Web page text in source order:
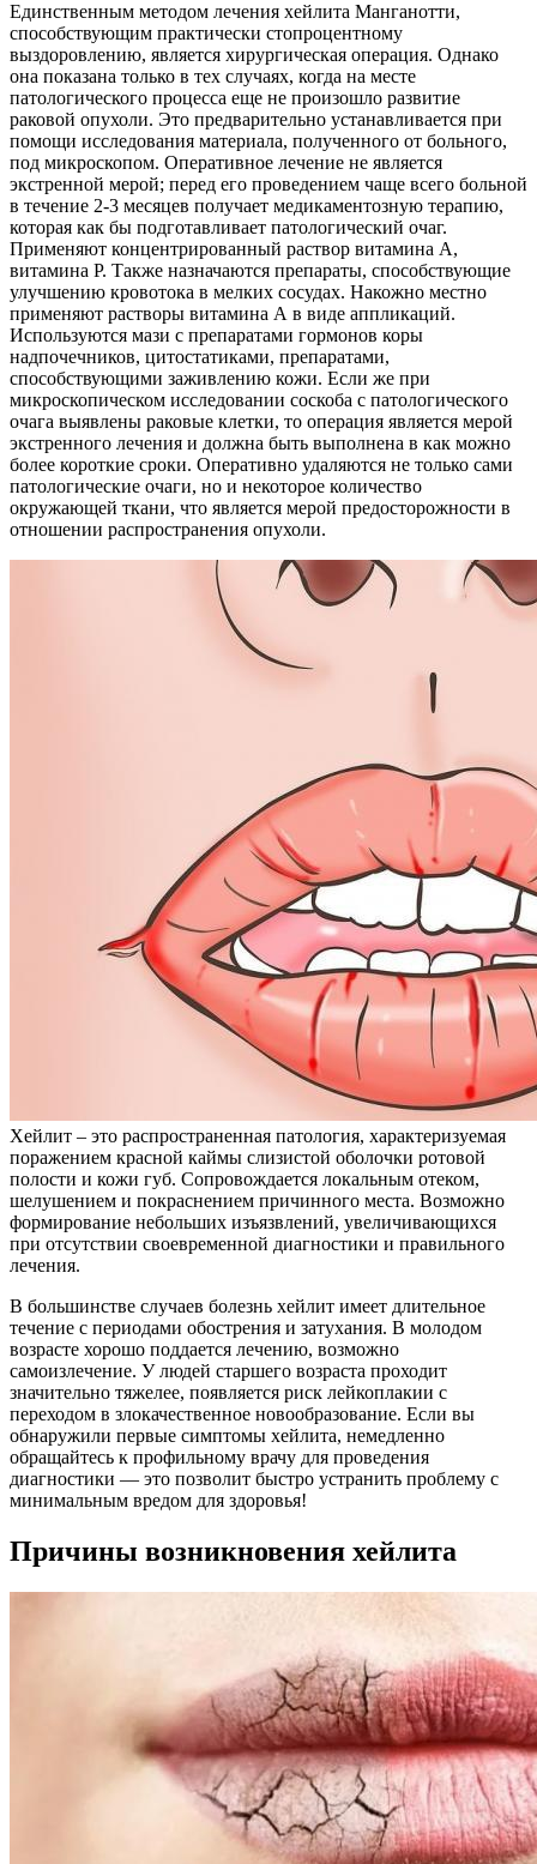
Единственным методом лечения хейлита Манганотти,
способствующим практически стопроцентному
выздоровлению, является хирургическая операция. Однако
она показана только в тех случаях, когда на месте
патологического процесса еще не произошло развитие
раковой опухоли. Это предварительно устанавливается при
помощи исследования материала, полученного от больного,
под микроскопом. Оперативное лечение не является
экстренной мерой; перед его проведением чаще всего больной
в течение 2-3 месяцев получает медикаментозную терапию,
которая как бы подготавливает патологический очаг.
Применяют концентрированный раствор витамина А,
витамина Р. Также назначаются препараты, способствующие
улучшению кровотока в мелких сосудах. Накожно местно
применяют растворы витамина А в виде аппликаций.
Используются мази с препаратами гормонов коры
надпочечников, цитостатиками, препаратами,
способствующими заживлению кожи. Если же при
микроскопическом исследовании соскоба с патологического
очага выявлены раковые клетки, то операция является мерой
экстренного лечения и должна быть выполнена в как можно
более короткие сроки. Оперативно удаляются не только сами
патологические очаги, но и некоторое количество
окружающей ткани, что является мерой предосторожности в
отношении распространения опухоли.
Хейлит – это распространенная патология, характеризуемая
поражением красной каймы слизистой оболочки ротовой
полости и кожи губ. Сопровождается локальным отеком,
шелушением и покраснением причинного места. Возможно
формирование небольших изъязвлений, увеличивающихся
при отсутствии своевременной диагностики и правильного
лечения.
В большинстве случаев болезнь хейлит имеет длительное
течение с периодами обострения и затухания. В молодом
возрасте хорошо поддается лечению, возможно
самоизлечение. У людей старшего возраста проходит
значительно тяжелее, появляется риск лейкоплакии с
переходом в злокачественное новообразование. Если вы
обнаружили первые симптомы хейлита, немедленно
обращайтесь к профильному врачу для проведения
диагностики — это позволит быстро устранить проблему с
минимальным вредом для здоровья!
Причины возникновения хейлита